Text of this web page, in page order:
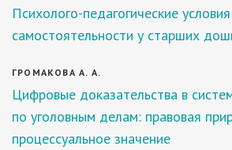
Психолого-педагогические
самостоятельности у старших
ГРОМАКОВА А. А.
Цифровые доказательства в
по уголовным делам: правовая
процессуальное значение